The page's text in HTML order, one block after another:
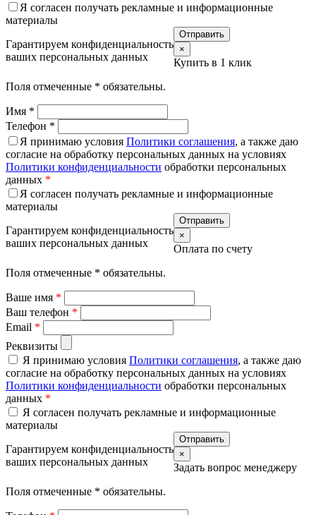
Я согласен получать рекламные и информационные
материалы
Гарантируем конфиденциальность
ваших персональных данных
×
Купить в 1 клик
Поля отмеченные * обязательны.
Имя *
Телефон *
Я принимаю условия Политики соглашения, а также даю
согласие на обработку персональных данных на условиях
Политики конфиденциальности обработки персональных
данных *
Я согласен получать рекламные и информационные
материалы
Гарантируем конфиденциальность
ваших персональных данных
×
Оплата по счету
Поля отмеченные * обязательны.
Ваше имя *
Ваш телефон *
Email *
Реквизиты
Я принимаю условия Политики соглашения, а также даю
согласие на обработку персональных данных на условиях
Политики конфиденциальности обработки персональных
данных *
Я согласен получать рекламные и информационные
материалы
Гарантируем конфиденциальность
ваших персональных данных
×
Задать вопрос менеджеру
Поля отмеченные * обязательны.